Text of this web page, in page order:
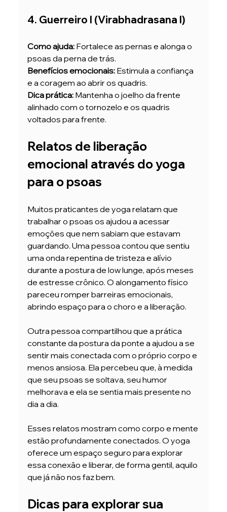
4. Guerreiro I (Virabhadrasana I)
Como ajuda: Fortalece as pernas e alonga o
psoas da perna de trás.
Benefícios emocionais: Estimula a confiança
e a coragem ao abrir os quadris.
Dica prática: Mantenha o joelho da frente
alinhado com o tornozelo e os quadris
voltados para frente.
Relatos de liberação
emocional através do yoga
para o psoas
Muitos praticantes de yoga relatam que
trabalhar o psoas os ajudou a acessar
emoções que nem sabiam que estavam
guardando. Uma pessoa contou que sentiu
uma onda repentina de tristeza e alívio
durante a postura de low lunge, após meses
de estresse crônico. O alongamento físico
pareceu romper barreiras emocionais,
abrindo espaço para o choro e a liberação.
Outra pessoa compartilhou que a prática
constante da postura da ponte a ajudou a se
sentir mais conectada com o próprio corpo e
menos ansiosa. Ela percebeu que, à medida
que seu psoas se soltava, seu humor
melhorava e ela se sentia mais presente no
dia a dia.
Esses relatos mostram como corpo e mente
estão profundamente conectados. O yoga
oferece um espaço seguro para explorar
essa conexão e liberar, de forma gentil, aquilo
que já não nos faz bem.
Dicas para explorar sua